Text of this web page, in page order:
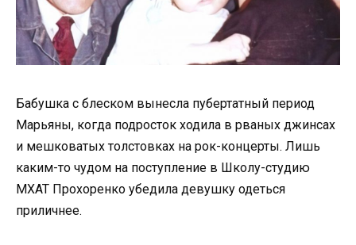
Бабушка с блеском вынесла пубертатный период
Марьяны, когда подросток ходила в рваных джинсах
и мешковатых толстовках на рок-концерты. Лишь
каким-то чудом на поступление в Школу-студию
МХАТ Прохоренко убедила девушку одеться
приличнее.